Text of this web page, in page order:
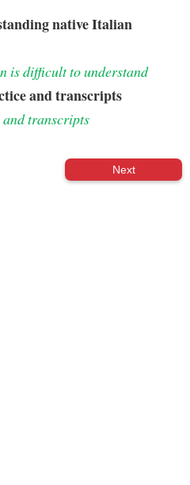
native Italian
is difficult to understand
and transcripts
transcripts
Next